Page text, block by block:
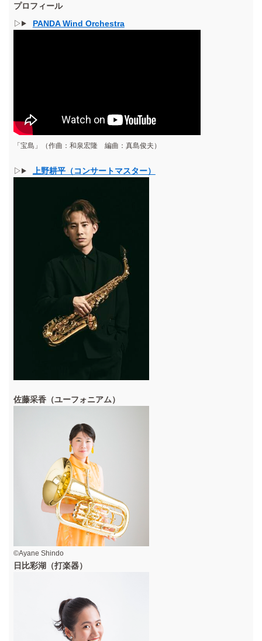
プロフィール
PANDA Wind Orchestra
「宝島」（作曲：和泉宏隆 編曲：真島俊夫）
上野耕平（コンサートマスター）
佐藤采香（ユーフォニアム）
©Ayane Shindo
日比彩湖（打楽器）